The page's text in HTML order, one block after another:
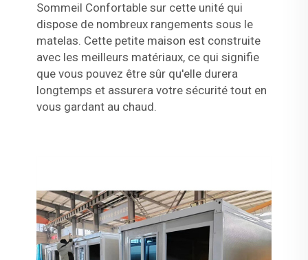
Sommeil Confortable sur cette unité qui
dispose de nombreux rangements sous le
matelas. Cette petite maison est construite
avec les meilleurs matériaux, ce qui signifie
que vous pouvez être sûr qu'elle durera
longtemps et assurera votre sécurité tout en
vous gardant au chaud.